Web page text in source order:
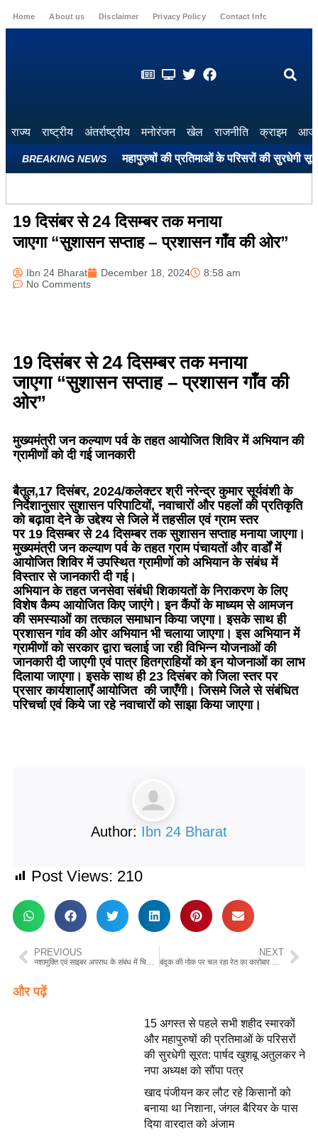
Home About us Disclaimer Privacy Policy Contact Info
राज्य राष्ट्रीय अंतर्राष्ट्रीय मनोरंजन खेल राजनीति क्राइम आज
BREAKING NEWS
सभी शहीद स्मारकों और महापुरुषों की प्रतिमाओं के परिसरों की सुरधेगी
19 दिसंबर से 24 दिसम्बर तक मनाया
जाएगा “सुशासन सप्ताह – प्रशासन गाँव की ओर”
Ibn 24 Bharat December 18, 2024
8:58 am
No Comments
19 दिसंबर से 24 दिसम्बर तक मनाया
जाएगा “सुशासन सप्ताह – प्रशासन गाँव की
ओर”
मुख्यमंत्री जन कल्याण पर्व के तहत आयोजित शिविर में अभियान की
ग्रामीणों को दी गई जानकारी
बैतूल,17 दिसंबर, 2024/कलेक्टर श्री नरेन्द्र कुमार सूर्यवंशी के
निर्देशानुसार सुशासन परिपाटियों, नवाचारों और पहलों की प्रतिकृति
को बढ़ावा देने के उद्देश्य से जिले में तहसील एवं ग्राम स्तर
पर 19 दिसम्बर से 24 दिसम्बर तक सुशासन सप्ताह मनाया जाएगा।
मुख्यमंत्री जन कल्याण पर्व के तहत ग्राम पंचायतों और वार्डों में
आयोजित शिविर में उपस्थित ग्रामीणों को अभियान के संबंध में
विस्तार से जानकारी दी गई।
अभियान के तहत जनसेवा संबंधी शिकायतों के निराकरण के लिए
विशेष कैम्प आयोजित किए जाएंगे। इन कैंपों के माध्यम से आमजन
की समस्याओं का तत्काल समाधान किया जएगा। इसके साथ ही
प्रशासन गांव की ओर अभियान भी चलाया जाएगा। इस अभियान में
ग्रामीणों को सरकार द्वारा चलाई जा रही विभिन्न योजनाओं की
जानकारी दी जाएगी एवं पात्र हितग्राहियों को इन योजनाओं का लाभ
दिलाया जाएगा। इसके साथ ही 23 दिसंबर को जिला स्तर पर
प्रसार कार्यशालाएँ आयोजित की जाएँगी। जिसमे जिले से संबंधित
परिचर्चा एवं किये जा रहे नवाचारों को साझा किया जाएगा।
Author: Ibn 24 Bharat
Post Views: 210
PREVIOUS NEXT
और पढ़ें
15 अगस्त से पहले सभी शहीद स्मारकों
और महापुरुषों की प्रतिमाओं के परिसरों
की सुरधेगी सूरत: पार्षद खुशबू अतुलकर ने
नपा अध्यक्ष को सौंपा पत्र
खाद पंजीयन कर लौट रहे किसानों को
बनाया था निशाना, जंगल बैरियर के पास
दिया वारदात को अंजाम